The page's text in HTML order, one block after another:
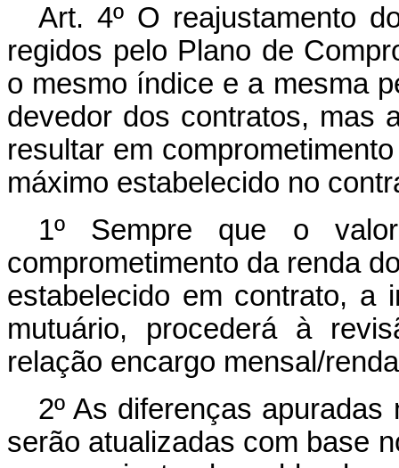
Art. 4º O reajustamento
regidos pelo Plano de
o mesmo índice e a mesma
devedor dos contratos, mas
resultar em
máximo estabelecido no
1º Sempre que o
comprometimento da renda
estabelecido em contrato, a
mutuário, procederá à
relação encargo mensal/
2º As diferenças
serão atualizadas com base